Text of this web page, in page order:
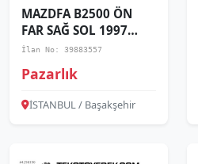
MAZDFA B2500 ÖN
FAR SAĞ SOL 1997
1998 1999 KAMPANYA
İlan No: 39883557
Pazarlık
İSTANBUL / Başakşehir